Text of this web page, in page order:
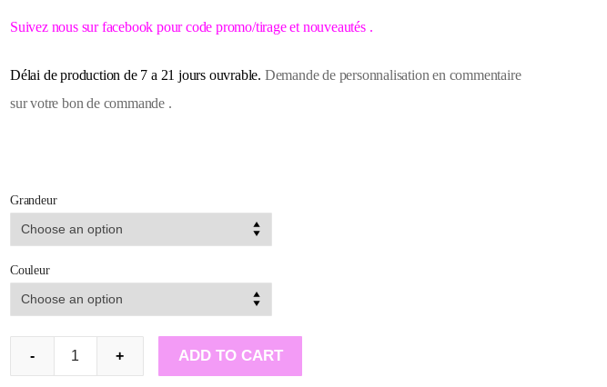
Suivez nous sur facebook pour code promo/tirage et nouveautés .
Délai de production de 7 a 21 jours ouvrable. Demande de personnalisation en commentaire
sur votre bon de commande .
Grandeur
Couleur
Shirt
- + ADD TO CART